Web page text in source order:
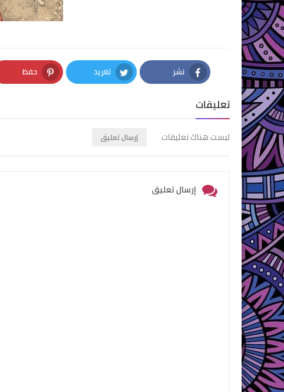
نشر
Facebook
تغريد
Twitter
حفظ
Pinterest
تعليقات
ليست هناك تعليقات إرسال تعليق
إرسال تعليق